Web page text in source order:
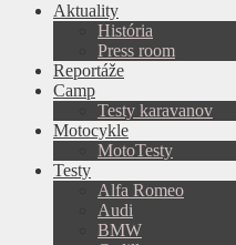
Aktuality
História
Press room
Reportáže
Camp
Testy karavanov
Motocykle
MotoTesty
Testy
Alfa Romeo
Audi
BMW